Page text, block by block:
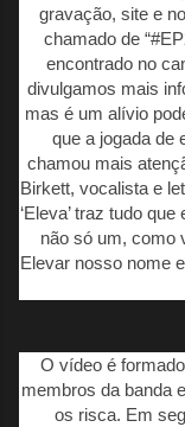
gravação, site e
chamado de
encontrado no
divulgamos mais
mas é um alívio
que a jogada de
chamou mais
Birkett, vocalista e
‘Eleva’ traz tudo
não só um, como
Elevar nosso nome
O vídeo é
membros da banda
os risca. Em